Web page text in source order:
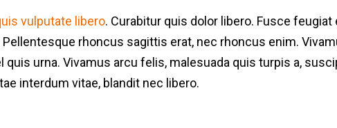
vulputate libero. Curabitur quis dolor libero. Fusce feugiat
rhoncus sagittis erat, nec rhoncus enim.
urna. Vivamus arcu felis, malesuada quis turpis a,
interdum vitae, blandit nec libero.